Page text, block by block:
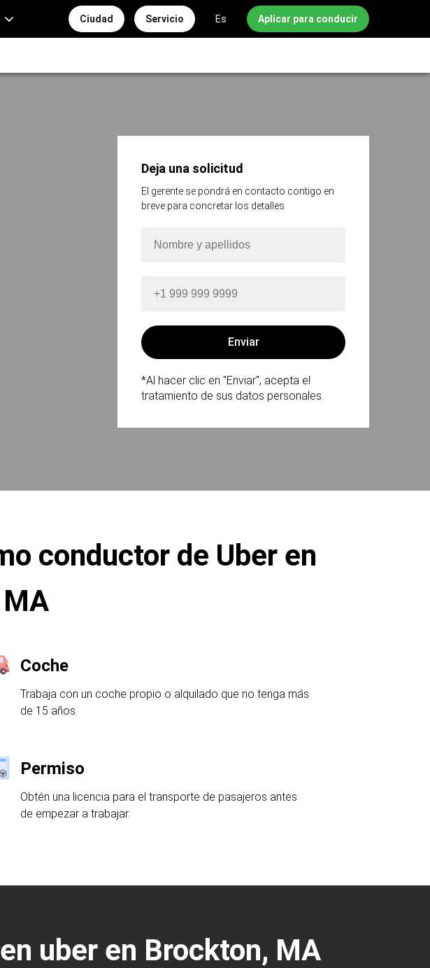
Сiudad Servicio Es Aplicar para conducir
Deja una solicitud
El gerente se pondrá en contacto contigo en
breve para concretar los detalles.
*Al hacer clic en "Enviar", acepta el
tratamiento de sus datos personales.
conductor de Uber en
Coche
Trabaja con un coche propio o alquilado que no tenga más
de 15 años.
Permiso
Obtén una licencia para el transporte de pasajeros antes
de empezar a trabajar.
uber en Brockton, MA